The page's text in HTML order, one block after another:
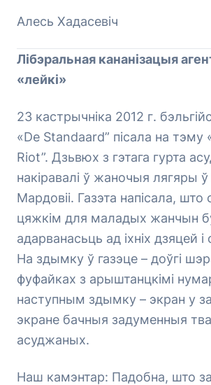
Алесь Хадасевіч
Лібэральная кананізацыя
«лейкі»
23 кастрычніка 2012 г.
«De Standaard” пісала на тэму
Riot”. Дзьвюх з гэтага гурта
накіравалі ў жаночыя лягяры ў
Мардовіі. Газэта напісала,
цяжкім для маладых жанчын
адарванасьць ад іхніх дзяцей і
На здымку ў газэце – доўгі
фуфайках з арыштанцкімі
наступным здымку – экран у
экране бачныя задуменныя
асуджаных.
Наш камэнтар: Падобна, што